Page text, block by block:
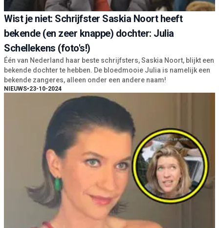
Wist je niet: Schrijfster Saskia Noort heeft
bekende (en zeer knappe) dochter: Julia
Schellekens (foto's!)
Één van Nederland haar beste schrijfsters, Saskia Noort, blijkt een
bekende dochter te hebben. De bloedmooie Julia is namelijk een
bekende zangeres, alleen onder een andere naam!
NIEUWS•23-10-2024